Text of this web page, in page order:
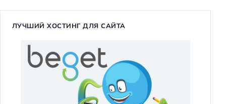
ЛУЧШИЙ ХОСТИНГ ДЛЯ САЙТА